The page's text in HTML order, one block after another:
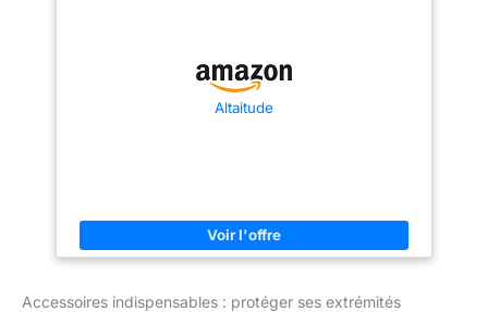
Altaitude
Accessoires indispensables : protéger ses extrémités